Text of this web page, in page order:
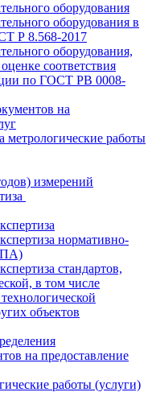
оборудования
оборудования в
Р 8.568-2017
оборудования,
соответствия
по ГОСТ РВ 0008-
на
работы
измерений
нормативно-
стандартов,
в том числе
объектов
на предоставление
работы (услуги)